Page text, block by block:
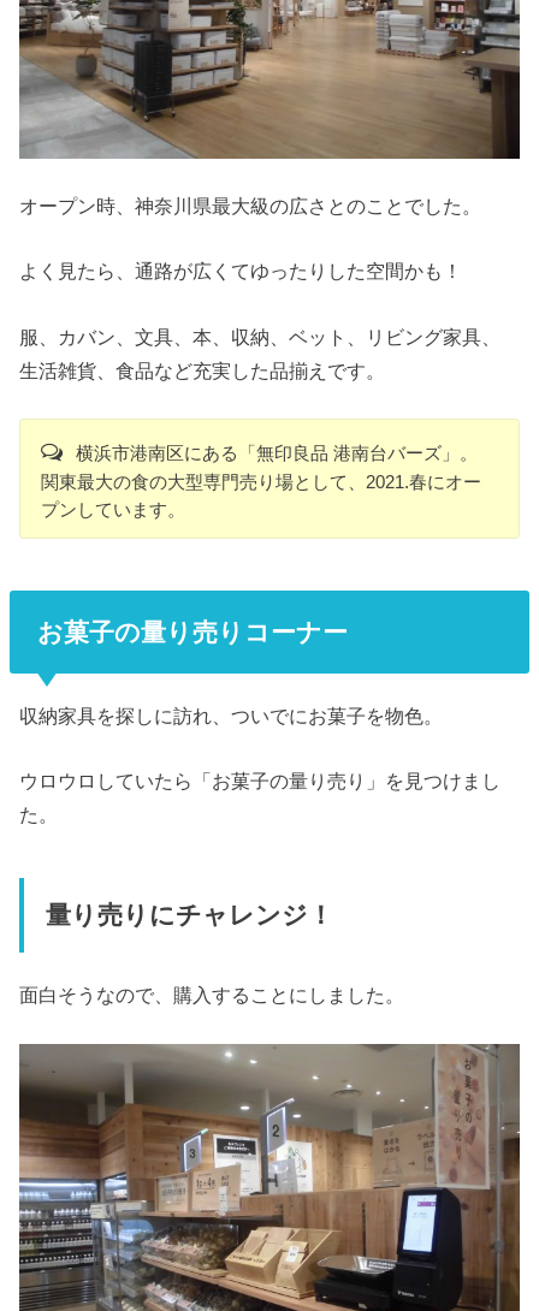
オープン時、神奈川県最大級の広さとのことでした。
よく見たら、通路が広くてゆったりした空間かも！
服、カバン、文具、本、収納、ベット、リビング家具、
生活雑貨、食品など充実した品揃えです。
横浜市港南区にある「無印良品 港南台バーズ」。
関東最大の食の大型専門売り場として、2021.春にオー
プンしています。
お菓子の量り売りコーナー
収納家具を探しに訪れ、ついでにお菓子を物色。
ウロウロしていたら「お菓子の量り売り」を見つけまし
た。
量り売りにチャレンジ！
面白そうなので、購入することにしました。